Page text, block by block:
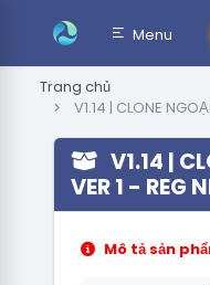
Menu
Trang chủ
V1.14 | CLONE
V1.14 |
VER 1 - REG
Mô tả sản